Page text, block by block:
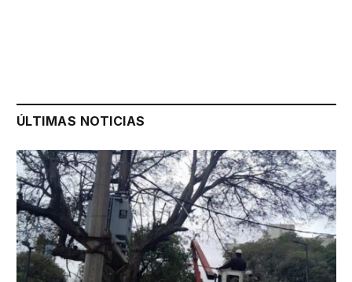
ÚLTIMAS NOTICIAS